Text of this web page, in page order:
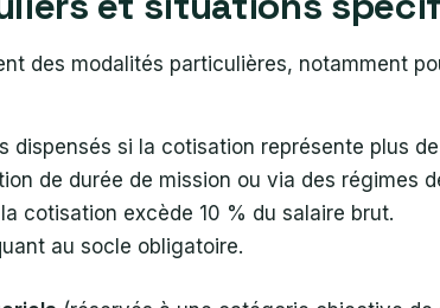
des modalités particulières, notamment
dispensés si la cotisation représente plus
de durée de mission ou via des régimes
cotisation excède 10 % du salaire brut.
au socle obligatoire.